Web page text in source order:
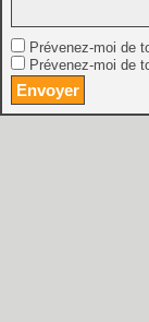
Prévenez-moi de
Prévenez-moi de